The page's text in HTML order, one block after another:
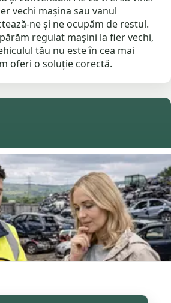
vechi mașina sau vanul
ne și ne ocupăm de restul.
regulat mașini la fier vechi,
tău nu este în cea mai
oferi o soluție corectă.